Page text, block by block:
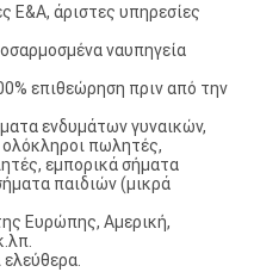
Ε&Α, άριστες υπηρεσίες
ναυπηγεία
επιθεώρηση πριν από την
ενδυμάτων γυναικών,
πωλητές,
εμπορικά σήματα
παιδιών (μικρά
Ευρώπης, Αμερική,